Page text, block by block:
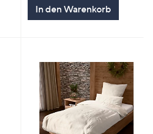
In den Warenkorb